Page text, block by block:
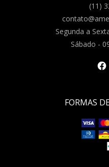
(11)
Segunda a
Sábado -
FORMAS